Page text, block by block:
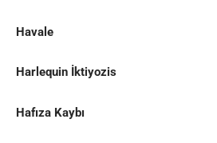
Havale
Harlequin İktiyozis
Hafıza Kaybı